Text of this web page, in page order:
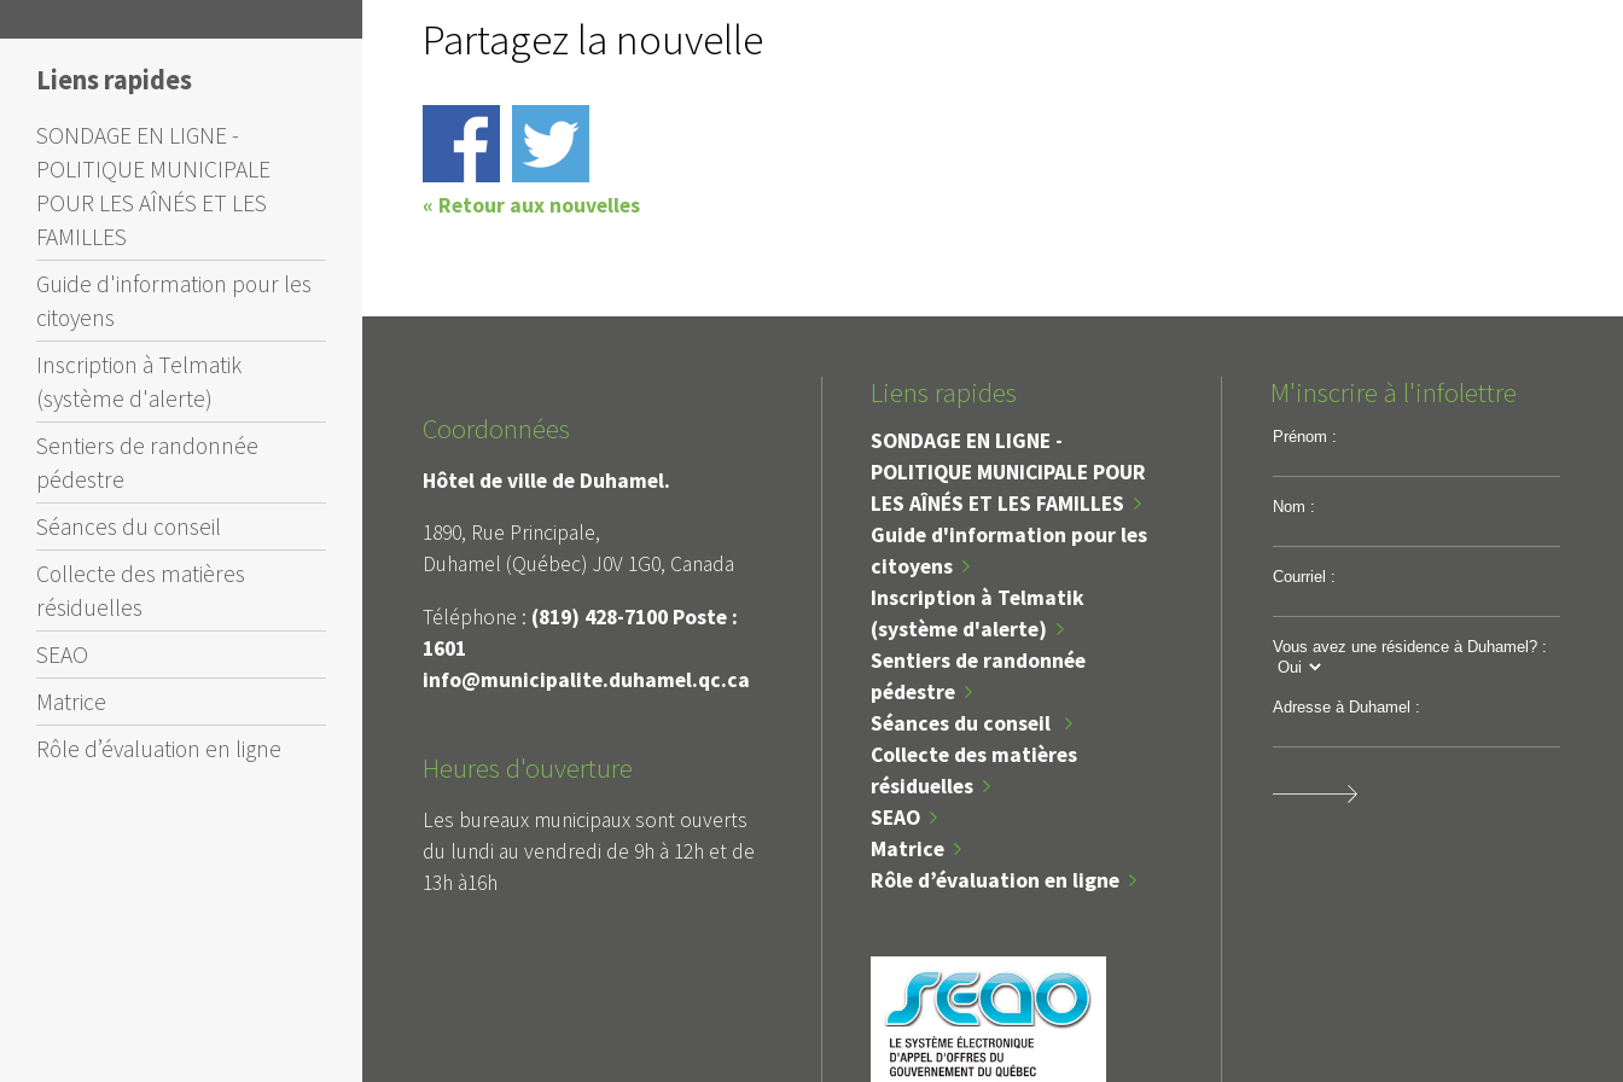
Liens rapides
SONDAGE EN LIGNE -
POLITIQUE MUNICIPALE
POUR LES AÎNÉS ET LES
FAMILLES
Guide d'information pour les
citoyens
Inscription à Telmatik
(système d'alerte)
Sentiers de randonnée
pédestre
Séances du conseil
Collecte des matières
résiduelles
SEAO
Matrice
Rôle d’évaluation en ligne
Partagez la nouvelle
« Retour aux nouvelles
Coordonnées
Hôtel de ville de Duhamel.
1890, Rue Principale,
Duhamel (Québec) J0V 1G0, Canada
Téléphone : (819) 428-7100 Poste :
1601
info@municipalite.duhamel.qc.ca
Heures d'ouverture
Les bureaux municipaux sont ouverts
du lundi au vendredi de 9h à 12h et de
13h à16h
Liens rapides
SONDAGE EN LIGNE -
POLITIQUE MUNICIPALE POUR
LES AÎNÉS ET LES FAMILLES
Guide d'information pour les
citoyens
Inscription à Telmatik
(système d'alerte)
Sentiers de randonnée
pédestre
Séances du conseil
Collecte des matières
résiduelles
SEAO
Matrice
Rôle d’évaluation en ligne
M'inscrire à l'infolettre
Prénom :
Nom :
Courriel :
Vous avez une résidence à Duhamel? :
Adresse à Duhamel :